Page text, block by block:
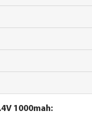
1000mah: